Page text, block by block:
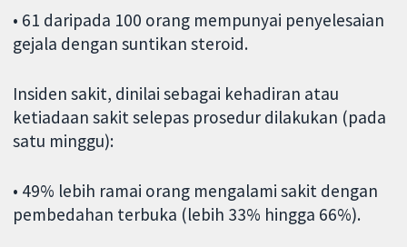
• 61 daripada 100 orang mempunyai penyelesaian
gejala dengan suntikan steroid.
Insiden sakit, dinilai sebagai kehadiran atau
ketiadaan sakit selepas prosedur dilakukan (pada
satu minggu):
• 49% lebih ramai orang mengalami sakit dengan
pembedahan terbuka (lebih 33% hingga 66%).